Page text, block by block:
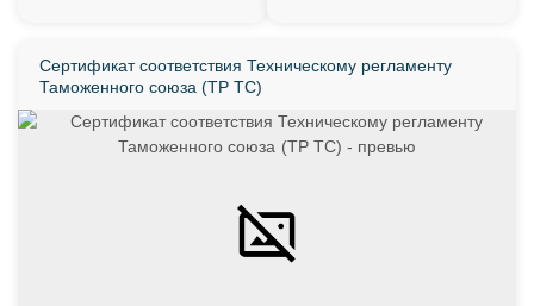
Сертификат соответствия Техническому регламенту
Таможенного союза (ТР ТС)